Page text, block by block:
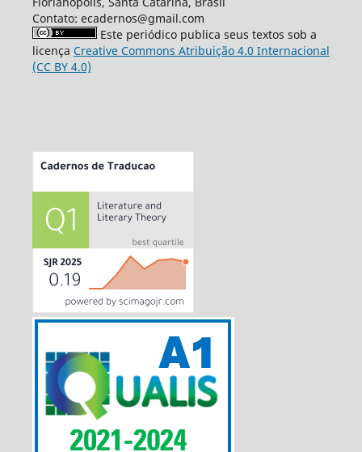
Contato: ecadernos@gmail.com
Este periódico publica seus textos sob a
licença Creative Commons Atribuição 4.0 Internacional
(CC BY 4.0)